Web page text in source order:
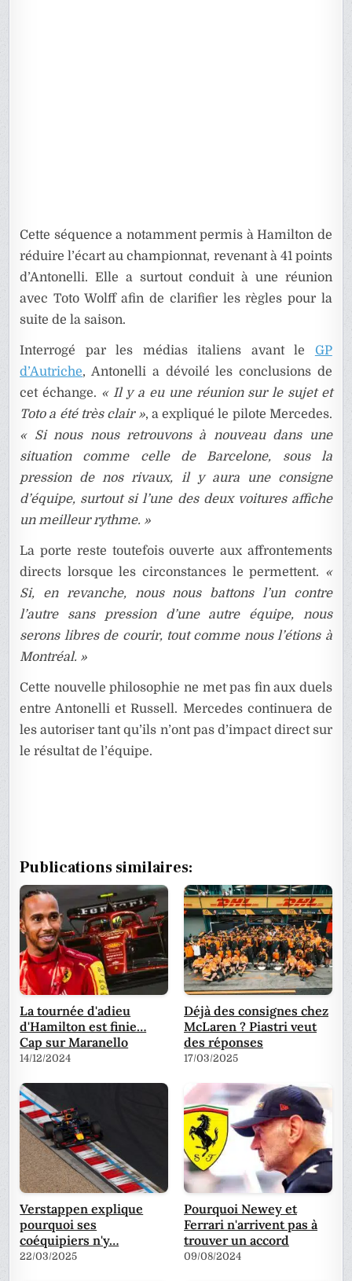
Cette séquence a notamment permis à Hamilton de
réduire l’écart au championnat, revenant à 41 points
d’Antonelli. Elle a surtout conduit à une réunion
avec Toto Wolff afin de clarifier les règles pour la
suite de la saison.
Interrogé par les médias italiens avant le GP
d’Autriche, Antonelli a dévoilé les conclusions de
cet échange. « Il y a eu une réunion sur le sujet et
Toto a été très clair », a expliqué le pilote Mercedes.
« Si nous nous retrouvons à nouveau dans une
situation comme celle de Barcelone, sous la
pression de nos rivaux, il y aura une consigne
d’équipe, surtout si l’une des deux voitures affiche
un meilleur rythme. »
La porte reste toutefois ouverte aux affrontements
directs lorsque les circonstances le permettent. «
Si, en revanche, nous nous battons l’un contre
l’autre sans pression d’une autre équipe, nous
serons libres de courir, tout comme nous l’étions à
Montréal. »
Cette nouvelle philosophie ne met pas fin aux duels
entre Antonelli et Russell. Mercedes continuera de
les autoriser tant qu’ils n’ont pas d’impact direct sur
le résultat de l’équipe.
Publications similaires:
La tournée d'adieu
d'Hamilton est finie…
Cap sur Maranello
14/12/2024
Déjà des consignes chez
McLaren ? Piastri veut
des réponses
17/03/2025
Verstappen explique
pourquoi ses
coéquipiers n'y…
22/03/2025
Pourquoi Newey et
Ferrari n'arrivent pas à
trouver un accord
09/08/2024